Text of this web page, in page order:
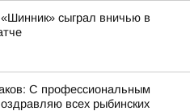
сыграл вничью в
С профессиональным
всех рыбинских